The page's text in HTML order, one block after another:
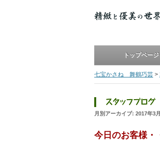
トップページ
七宝かさね 舞鶴巧芸 >
月別アーカイブ: 2017年3月
今日のお客様・